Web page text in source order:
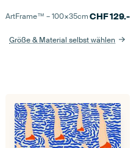
ArtFrame™ –100×35cmCHF129.-
Größe & Material selbst wählen